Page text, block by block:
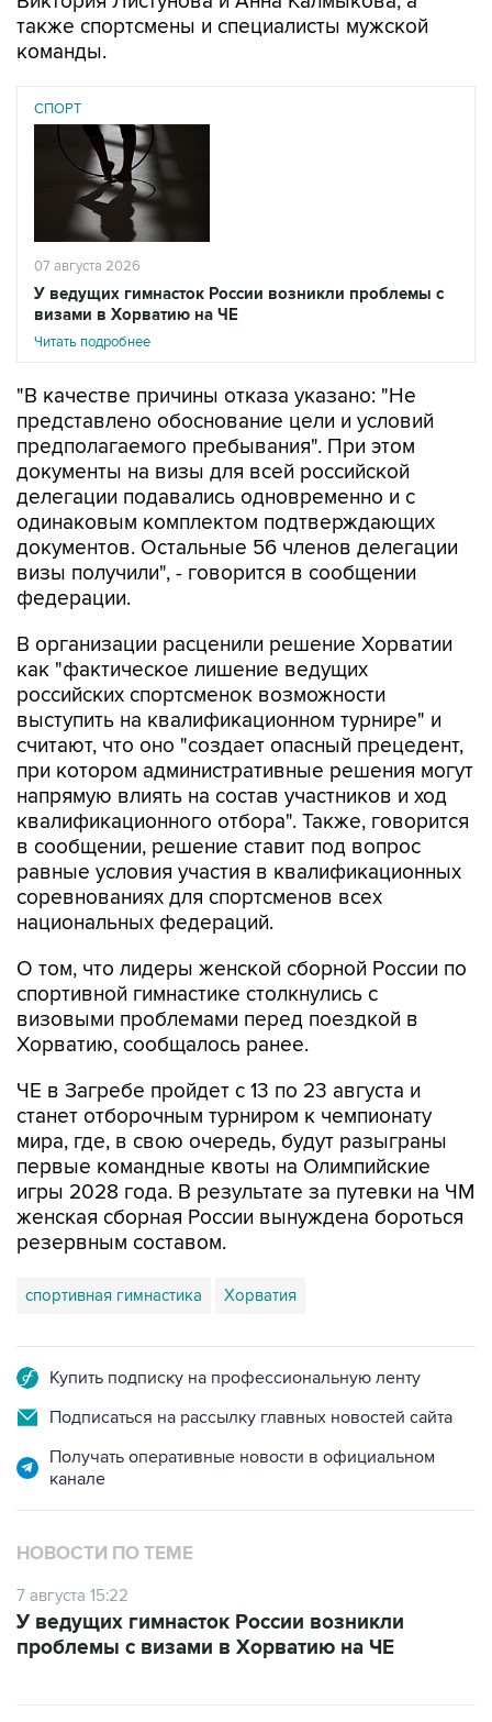
также спортсмены и специалисты мужской
команды.
СПОРТ
07 августа 2026
У ведущих гимнасток России возникли проблемы с
визами в Хорватию на ЧЕ
Читать подробнее
"В качестве причины отказа указано: "Не
представлено обоснование цели и условий
предполагаемого пребывания". При этом
документы на визы для всей российской
делегации подавались одновременно и с
одинаковым комплектом подтверждающих
документов. Остальные 56 членов делегации
визы получили", - говорится в сообщении
федерации.
В организации расценили решение Хорватии
как "фактическое лишение ведущих
российских спортсменок возможности
выступить на квалификационном турнире" и
считают, что оно "создает опасный прецедент,
при котором административные решения могут
напрямую влиять на состав участников и ход
квалификационного отбора". Также, говорится
в сообщении, решение ставит под вопрос
равные условия участия в квалификационных
соревнованиях для спортсменов всех
национальных федераций.
О том, что лидеры женской сборной России по
спортивной гимнастике столкнулись с
визовыми проблемами перед поездкой в
Хорватию, сообщалось ранее.
ЧЕ в Загребе пройдет с 13 по 23 августа и
станет отборочным турниром к чемпионату
мира, где, в свою очередь, будут разыграны
первые командные квоты на Олимпийские
игры 2028 года. В результате за путевки на ЧМ
женская сборная России вынуждена бороться
резервным составом.
спортивная гимнастика Хорватия
Купить подписку на профессиональную ленту
Подписаться на рассылку главных новостей сайта
Получать оперативные новости в официальном
канале
НОВОСТИ ПО ТЕМЕ
7 августа 15:22
У ведущих гимнасток России возникли
проблемы с визами в Хорватию на ЧЕ